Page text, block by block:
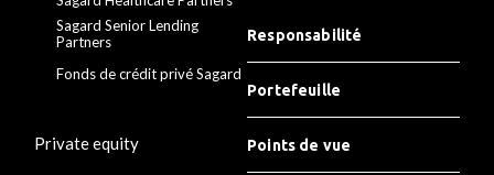
Sagard Senior Lending
Partners
Fonds de crédit privé Sagard
Private equity
Responsabilité
Portefeuille
Points de vue